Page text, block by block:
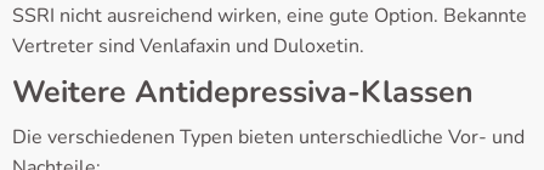
SSRI nicht ausreichend wirken, eine gute Option. Bekannte
Vertreter sind Venlafaxin und Duloxetin.
Weitere Antidepressiva-Klassen
Die verschiedenen Typen bieten unterschiedliche Vor- und